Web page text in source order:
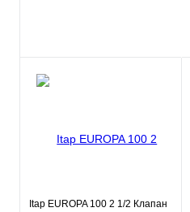
Itap EUROPA 100 2 1/2 Клапан